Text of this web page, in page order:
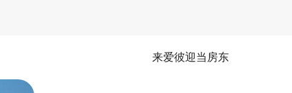
来爱彼迎当房东